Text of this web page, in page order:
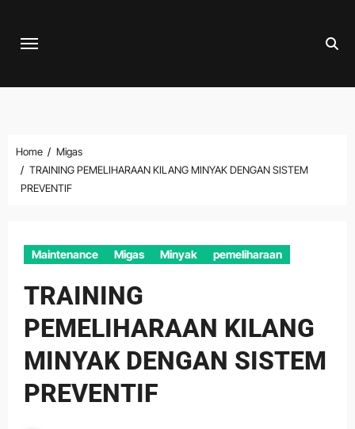
Home
Migas
TRAINING PEMELIHARAAN KILANG MINYAK DENGAN SISTEM
PREVENTIF
Maintenance Migas Minyak pemeliharaan
TRAINING
PEMELIHARAAN KILANG
MINYAK DENGAN SISTEM
PREVENTIF